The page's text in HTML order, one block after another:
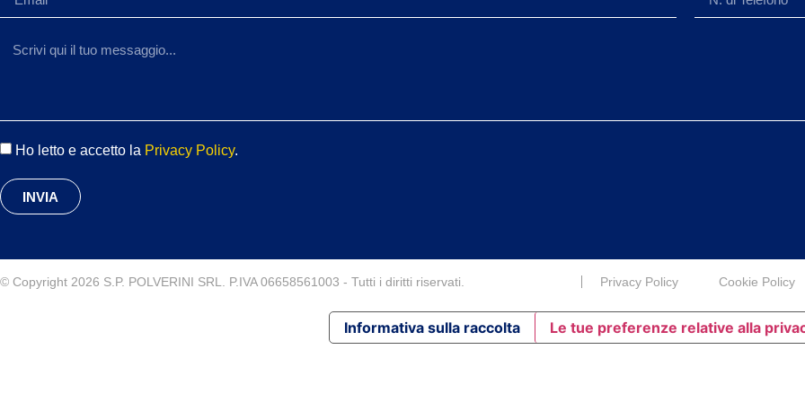
Ho letto e accetto la Privacy Policy.
INVIA
© Copyright 2026 S.P. POLVERINI SRL. P.IVA 06658561003 - Tutti i diritti riservati. Privacy Policy Cookie Policy
Informativa sulla raccolta Le tue preferenze relative alla